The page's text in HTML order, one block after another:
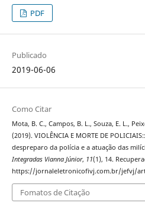
PDF
Publicado
2019-06-06
Como Citar
Mota, B. C., Campos, B. L., Souza, E. L.,
(2019). VIOLÊNCIA E MORTE DE
despreparo da polícia e a atuação das
Integradas Vianna Júnior, 11(1), 14.
https://jornaleletronicofivj.com.br/jefvj/
Fomatos de Citação